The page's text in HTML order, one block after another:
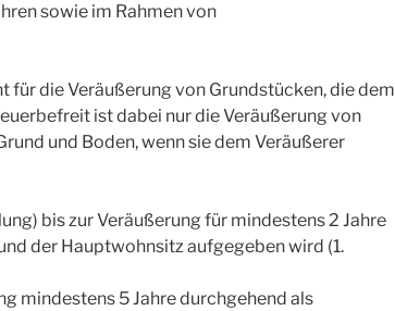
sowie im Rahmen von
die Veräußerung von Grundstücken, die dem
ist dabei nur die Veräußerung von
und Boden, wenn sie dem Veräußerer
bis zur Veräußerung für mindestens 2 Jahre
der Hauptwohnsitz aufgegeben wird (1.
mindestens 5 Jahre durchgehend als